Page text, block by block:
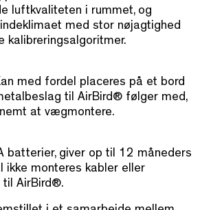
luftkvaliteten i rummet, og
med stor nøjagtighed
kalibreringsalgoritmer.
med fordel placeres på et bord
til AirBird® følger med,
at vægmontere.
batterier, giver op til 12 måneders
ikke monteres kabler eller
til AirBird®.